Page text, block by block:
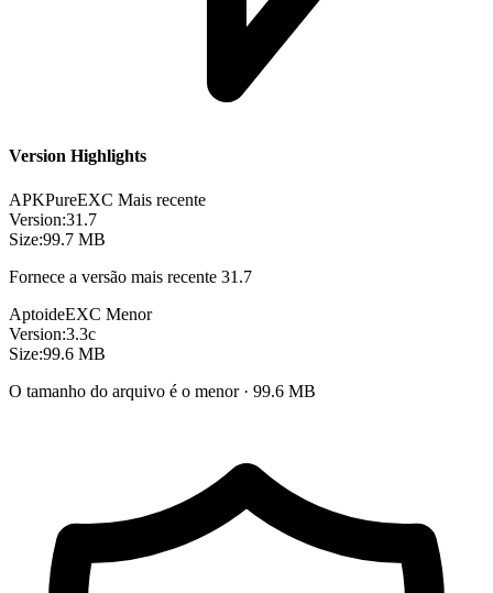
Version Highlights
APKPureEXC Mais recente
Version:31.7
Size:99.7 MB
Fornece a versão mais recente 31.7
AptoideEXC Menor
Version:3.3c
Size:99.6 MB
O tamanho do arquivo é o menor · 99.6 MB